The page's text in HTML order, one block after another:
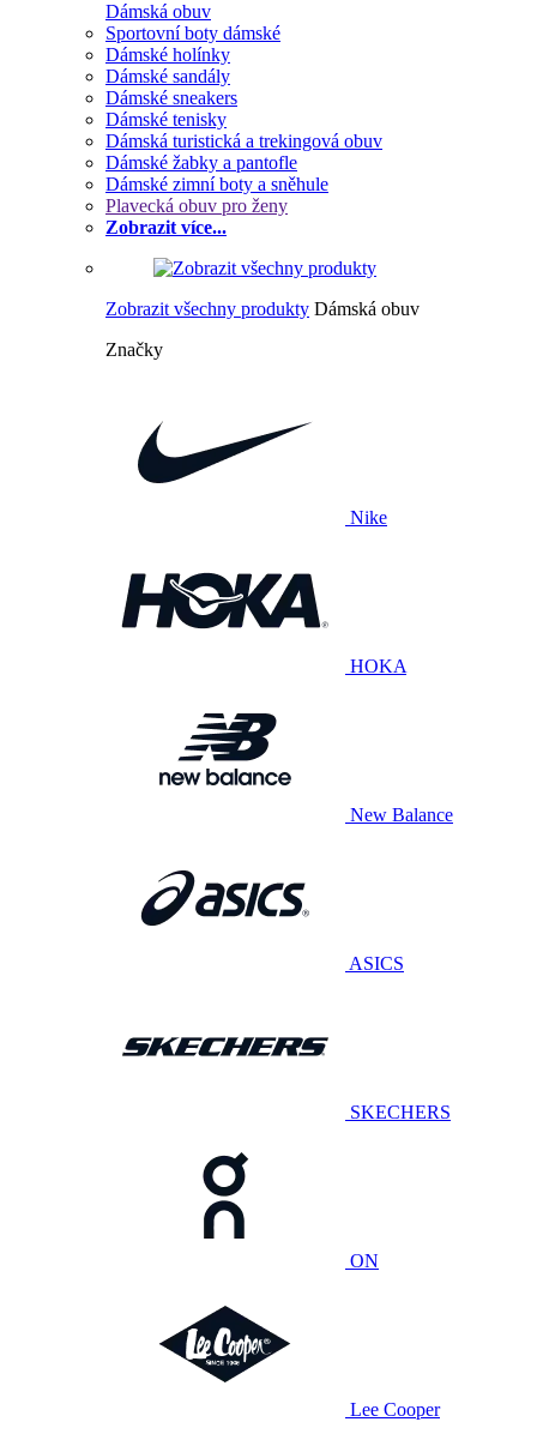
Dámská obuv
Sportovní boty dámské
Dámské holínky
Dámské sandály
Dámské sneakers
Dámské tenisky
Dámská turistická a trekingová obuv
Dámské žabky a pantofle
Dámské zimní boty a sněhule
Plavecká obuv pro ženy
Zobrazit více...
Zobrazit všechny produkty Dámská obuv
Značky
Nike
HOKA
New Balance
ASICS
SKECHERS
ON
Lee Cooper